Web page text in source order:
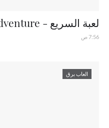
لعبة السريع - Fancy Pants Adventure
7:56 ص
العاب برق